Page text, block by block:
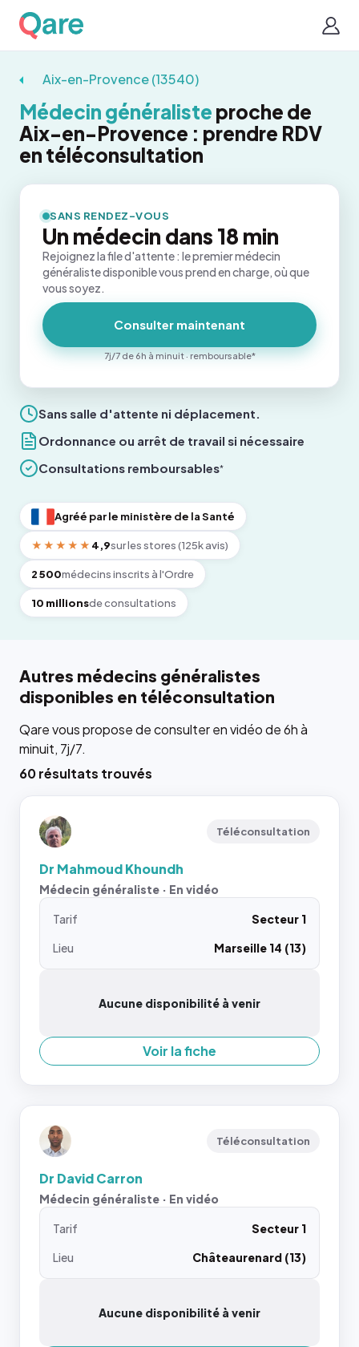
Aix-en-Provence (13540)
Médecin généraliste proche de
Aix-en-Provence : prendre RDV
en téléconsultation
Sans salle d'attente ni déplacement.
Ordonnance ou arrêt de travail si nécessaire
Consultations remboursables*
Agréé par le ministère de la Santé
★★★★★ 4,9sur les stores (125k avis)
2 500médecins inscrits à l'Ordre
10 millionsde consultations
SANS RENDEZ-VOUS
Un médecin dans 18 min
Rejoignez la file d'attente : le premier médecin
généraliste disponible vous prend en charge, où que
vous soyez.
Consulter maintenant
7j/7 de 6h à minuit · remboursable*
Autres médecins généralistes
disponibles en téléconsultation
Qare vous propose de consulter en vidéo de 6h à
minuit, 7j/7.
60 résultats trouvés
Téléconsultation
Dr Mahmoud Khoundh
Médecin généraliste · En vidéo
Tarif
Secteur 1
Lieu
Marseille 14 (13)
Aucune disponibilité à venir
Voir la fiche
Téléconsultation
Dr David Carron
Médecin généraliste · En vidéo
Tarif
Secteur 1
Lieu
Châteaurenard (13)
Aucune disponibilité à venir